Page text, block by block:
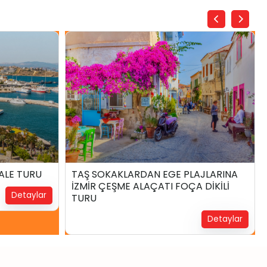
TURU
Detaylar
₺7.399,00
2 Gün2 Gece
Yerinizi Ayırtın !
TAŞ SOKAKLARDAN EGE PLAJLARINA
İZMİR ÇEŞME ALAÇATI FOÇA DİKİLİ
TURU
Detaylar